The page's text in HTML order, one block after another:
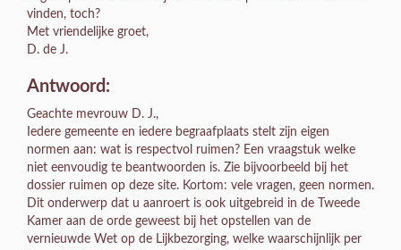
vinden, toch?
Met vriendelijke groet,
D. de J.
Antwoord:
Geachte mevrouw D. J.,
Iedere gemeente en iedere begraafplaats stelt zijn eigen
normen aan: wat is respectvol ruimen? Een vraagstuk welke
niet eenvoudig te beantwoorden is. Zie bijvoorbeeld bij het
dossier ruimen op deze site. Kortom: vele vragen, geen normen.
Dit onderwerp dat u aanroert is ook uitgebreid in de Tweede
Kamer aan de orde geweest bij het opstellen van de
vernieuwde Wet op de Lijkbezorging, welke waarschijnlijk per